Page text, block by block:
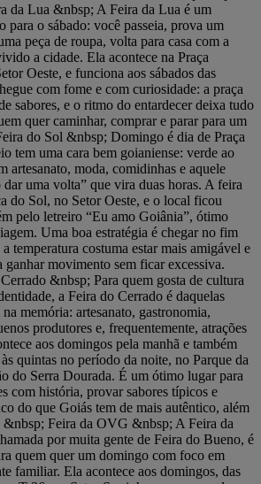
da Lua &nbsp; A Feira da Lua é um
para o sábado: você passeia, prova um
peça de roupa, volta para casa com a
a cidade. Ela acontece na Praça
Oeste, e funciona aos sábados das
com fome e com curiosidade: a praça
sabores, e o ritmo do entardecer deixa tudo
quer caminhar, comprar e parar para um
do Sol &nbsp; Domingo é dia de Praça
tem uma cara bem goianiense: verde ao
artesanato, moda, comidinhas e aquele
uma volta” que vira duas horas. A feira
do Sol, no Setor Oeste, e o local ficou
pelo letreiro “Eu amo Goiânia”, ótimo
Uma boa estratégia é chegar no fim
temperatura costuma estar mais amigável e
ganhar movimento sem ficar excessiva.
&nbsp; Para quem gosta de cultura
a Feira do Cerrado é daquelas
memória: artesanato, gastronomia,
produtores e, frequentemente, atrações
aos domingos pela manhã e também
quintas no período da noite, no Parque da
do Serra Dourada. É um ótimo lugar para
com história, provar sabores típicos e
do que Goiás tem de mais autêntico, além
Feira da OVG &nbsp; A Feira da
por muita gente de Feira do Bueno, é
quem quer um domingo com foco em
familiar. Ela acontece aos domingos, das